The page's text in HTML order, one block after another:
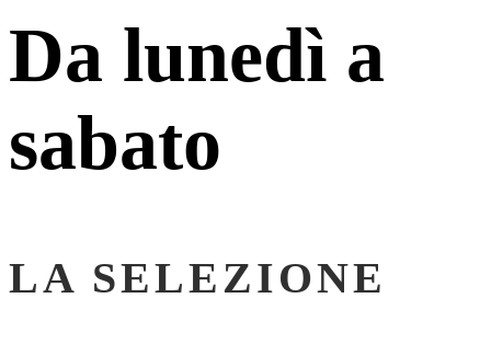
Da lunedì a
sabato
LA SELEZIONE